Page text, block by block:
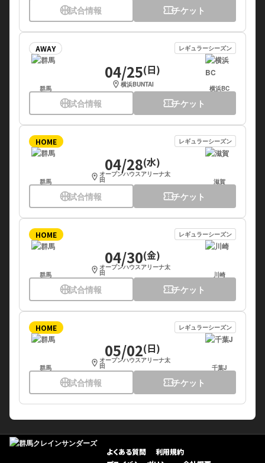
sports_basketball試合情報 confirmation_numberチケット
AWAY レギュラーシーズン
群馬
04/25(日)
location_on 横浜BUNTAI 横浜BC
sports_basketball試合情報 confirmation_numberチケット
HOME レギュラーシーズン
群馬
04/28(水)
location_on オープンハウスアリーナ太
田 滋賀
sports_basketball試合情報 confirmation_numberチケット
HOME レギュラーシーズン
群馬
04/30(金)
location_on オープンハウスアリーナ太
田 川崎
sports_basketball試合情報 confirmation_numberチケット
HOME レギュラーシーズン
群馬
05/02(日)
location_on オープンハウスアリーナ太
田 千葉J
sports_basketball試合情報 confirmation_numberチケット
よくある質問
利用規約